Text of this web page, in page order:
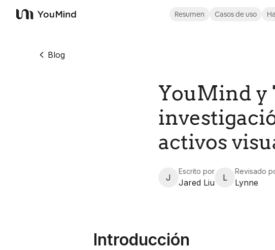
YouMind
Resumen Casos de uso
Blog
YouMind y
activos
J
Escrito por
Jared Liu L
Revisado
Lynne
Introducción